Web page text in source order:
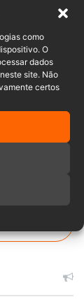
como
O
dados
site. Não
certos